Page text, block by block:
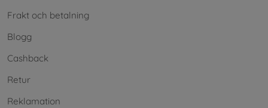
Frakt och betalning
Blogg
Cashback
Retur
Reklamation